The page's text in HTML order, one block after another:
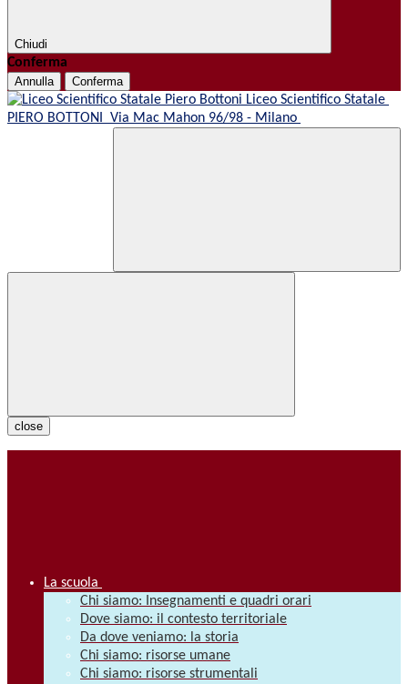
Chiudi
Conferma
Annulla Conferma
Liceo Scientifico Statale
PIERO BOTTONI Via Mac Mahon 96/98 - Milano
close
La scuola
Chi siamo: Insegnamenti e quadri orari
Dove siamo: il contesto territoriale
Da dove veniamo: la storia
Chi siamo: risorse umane
Chi siamo: risorse strumentali